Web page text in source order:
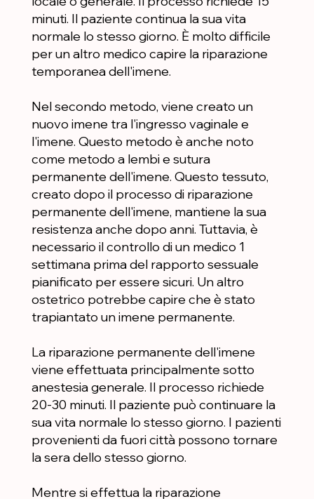
minuti. Il paziente continua la sua vita
normale lo stesso giorno. È molto difficile
per un altro medico capire la riparazione
temporanea dell'imene.
Nel secondo metodo, viene creato un
nuovo imene tra l'ingresso vaginale e
l'imene. Questo metodo è anche noto
come metodo a lembi e sutura
permanente dell'imene. Questo tessuto,
creato dopo il processo di riparazione
permanente dell'imene, mantiene la sua
resistenza anche dopo anni. Tuttavia, è
necessario il controllo di un medico 1
settimana prima del rapporto sessuale
pianificato per essere sicuri. Un altro
ostetrico potrebbe capire che è stato
trapiantato un imene permanente.
La riparazione permanente dell'imene
viene effettuata principalmente sotto
anestesia generale. Il processo richiede
20-30 minuti. Il paziente può continuare la
sua vita normale lo stesso giorno. I pazienti
provenienti da fuori città possono tornare
la sera dello stesso giorno.
Mentre si effettua la riparazione